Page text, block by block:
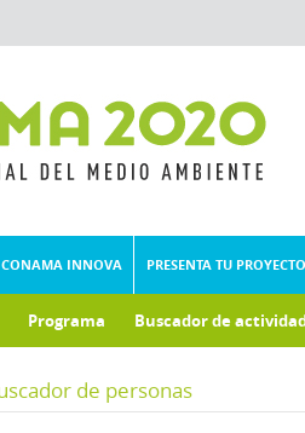
CONAMA INNOVA PRESENTA TU PROYECTO
Programa Buscador de
de personas